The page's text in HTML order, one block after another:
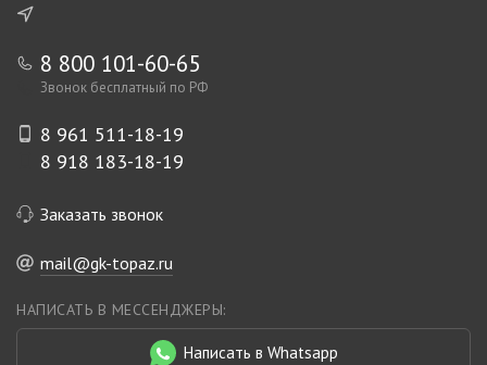
8 800 101-60-65
Звонок бесплатный по РФ
8 961 511-18-19
8 918 183-18-19
Заказать звонок
mail@gk-topaz.ru
НАПИСАТЬ В МЕССЕНДЖЕРЫ:
Написать в Whatsapp